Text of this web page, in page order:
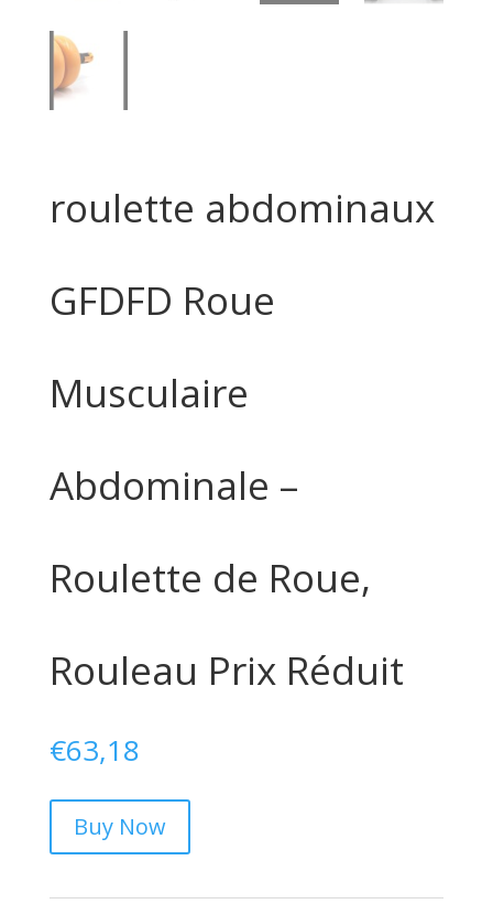
roulette abdominaux
GFDFD Roue
Musculaire
Abdominale –
Roulette de Roue,
Rouleau Prix Réduit
€63,18
Buy Now